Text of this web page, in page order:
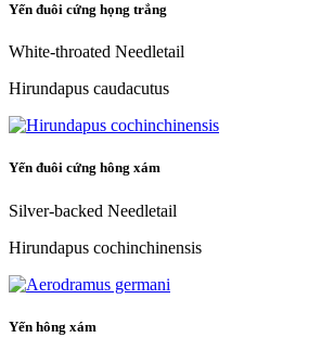
Yến đuôi cứng họng trắng
White-throated Needletail
Hirundapus caudacutus
Yến đuôi cứng hông xám
Silver-backed Needletail
Hirundapus cochinchinensis
Yến hông xám